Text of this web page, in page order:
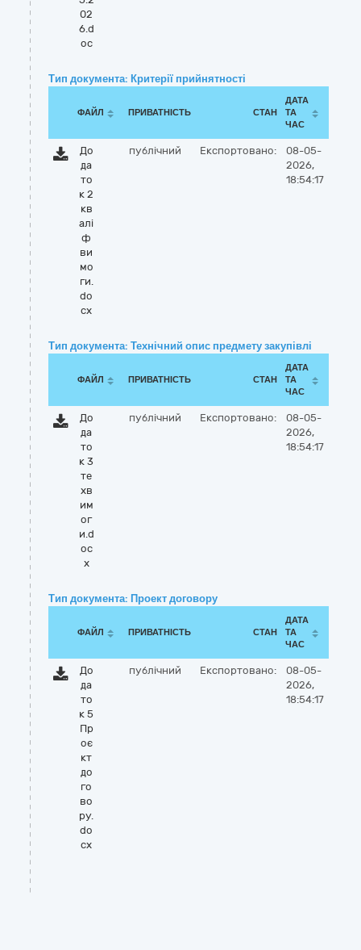
02
6.d
oc
Тип документа: Критерії прийнятності
ФАЙЛ ПРИВАТНІСТЬ СТАН
ДАТА
ТА
ЧАС
До
да
то
к 2
кв
алі
ф
ви
мо
ги.
do
cx
публічний Експортовано:
08-05-
2026,
18:54:17
Тип документа: Технічний опис предмету закупівлі
ФАЙЛ ПРИВАТНІСТЬ СТАН
ДАТА
ТА
ЧАС
До
да
то
к 3
те
хв
им
ог
и.d
oc
x
публічний Експортовано:
08-05-
2026,
18:54:17
Тип документа: Проект договору
ФАЙЛ ПРИВАТНІСТЬ СТАН
ДАТА
ТА
ЧАС
До
да
то
к 5
Пр
оє
кт
до
го
во
ру.
do
cx
публічний Експортовано:
08-05-
2026,
18:54:17